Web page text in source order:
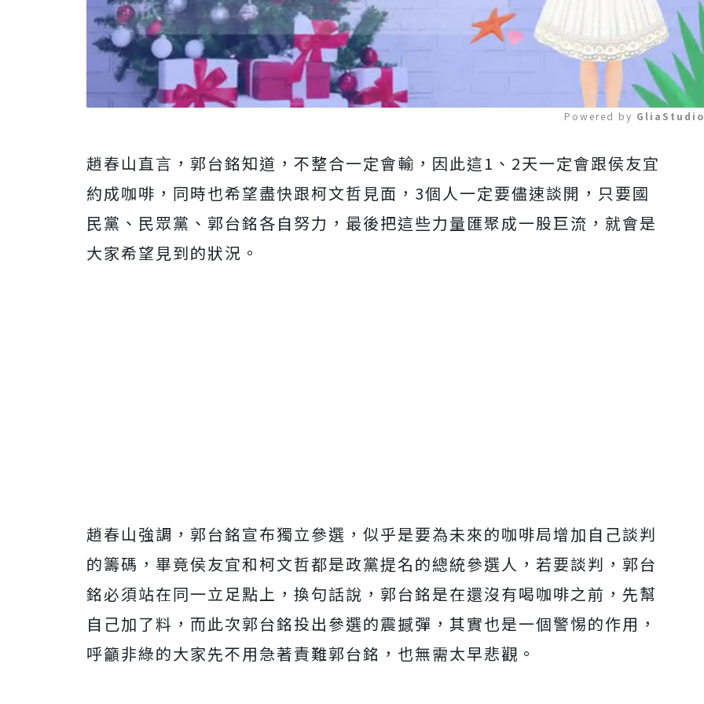
Mute
Powered by
趙春山直言，郭台銘知道，不整合一定會輸，因此這1、2天一定會跟侯友宜
約成咖啡，同時也希望盡快跟柯文哲見面，3個人一定要儘速談開，只要國
民黨、民眾黨、郭台銘各自努力，最後把這些力量匯聚成一股巨流，就會是
大家希望見到的狀況。
趙春山強調，郭台銘宣布獨立參選，似乎是要為未來的咖啡局增加自己談判
的籌碼，畢竟侯友宜和柯文哲都是政黨提名的總統參選人，若要談判，郭台
銘必須站在同一立足點上，換句話說，郭台銘是在還沒有喝咖啡之前，先幫
自己加了料，而此次郭台銘投出參選的震撼彈，其實也是一個警惕的作用，
呼籲非綠的大家先不用急著責難郭台銘，也無需太早悲觀。